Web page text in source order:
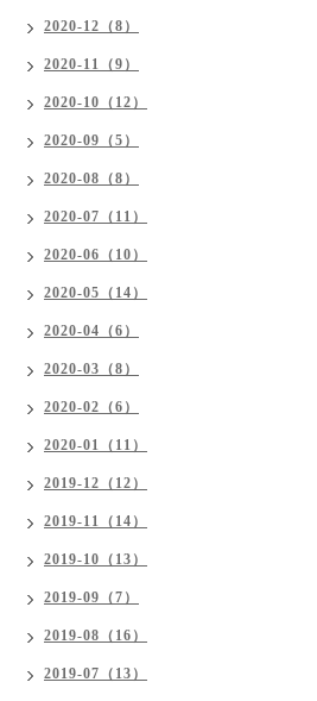
2020-12（8）
2020-11（9）
2020-10（12）
2020-09（5）
2020-08（8）
2020-07（11）
2020-06（10）
2020-05（14）
2020-04（6）
2020-03（8）
2020-02（6）
2020-01（11）
2019-12（12）
2019-11（14）
2019-10（13）
2019-09（7）
2019-08（16）
2019-07（13）